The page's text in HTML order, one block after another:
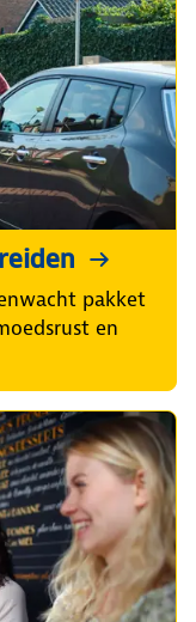
pakket
en